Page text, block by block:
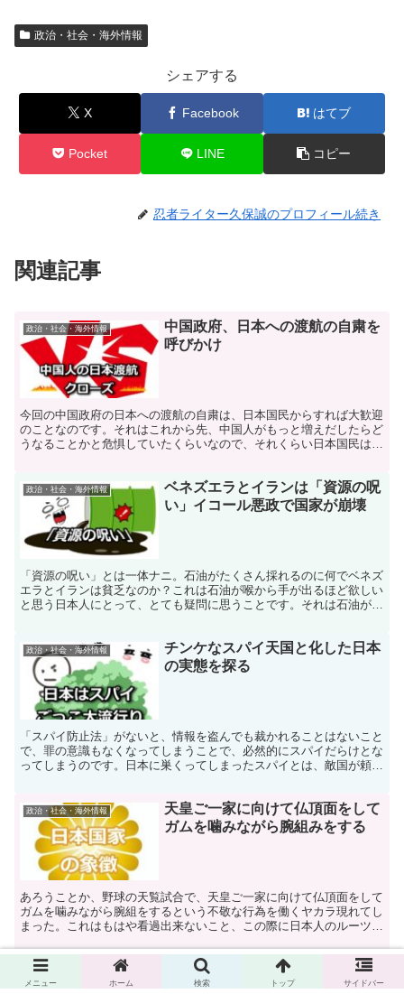
政治・社会・海外情報
シェアする
X Facebook はてブ
Pocket LINE コピー
忍者ライター久保誠のプロフィール続き
関連記事
政治・社会・海外情報
中国政府、日本への渡航の自粛を
呼びかけ
今回の中国政府の日本への渡航の自粛は、日本国民からすれば大歓迎
のことなのです。それはこれから先、中国人がもっと増えだしたらど
うなることかと危惧していたくらいなので、それくらい日本国民は中
政治・社会・海外情報
ベネズエラとイランは「資源の呪
い」イコール悪政で国家が崩壊
「資源の呪い」とは一体ナニ。石油がたくさん採れるのに何でベネズ
エラとイランは貧乏なのか？これは石油が喉から手が出るほど欲しい
と思う日本人にとって、とても疑問に思うことです。それは石油がた
政治・社会・海外情報
チンケなスパイ天国と化した日本
の実態を探る
「スパイ防止法」がないと、情報を盗んでも裁かれることはないこと
で、罪の意識もなくなってしまうことで、必然的にスパイだらけとな
ってしまうのです。日本に巣くってしまったスパイとは、敵国が頼み
政治・社会・海外情報
天皇ご一家に向けて仏頂面をして
ガムを噛みながら腕組みをする
あろうことか、野球の天覧試合で、天皇ご一家に向けて仏頂面をして
ガムを噛みながら腕組をするという不敬な行為を働くヤカラ現れてし
まった。これはもはや看過出来ないこと、この際に日本人のルーツで
政治・社会・海外情報
勇猛・豪胆なクルド人がイランで
も動き出した
メニュー ホーム 検索 トップ サイドバー